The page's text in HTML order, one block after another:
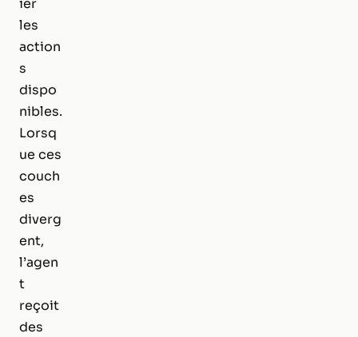
ier
les
action
s
dispo
nibles.
Lorsq
ue ces
couch
es
diverg
ent,
l’agen
t
reçoit
des